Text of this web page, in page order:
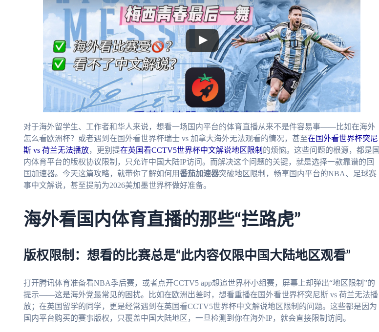
对于海外留学生、工作者和华人来说，想看一场国内平台的体育直播从来不是件容易事——比如在海外
怎么看欧洲杯？或者遇到在国外看世界杯瑞士 vs 加拿大海外无法观看的情况，甚至在国外看世界杯突尼
斯 vs 荷兰无法播放，更别提在英国看CCTV5世界杯中文解说地区限制 的烦恼。这些问题的根源，都是国
内体育平台的版权协议限制，只允许中国大陆IP访问。而解决这个问题的关键，就是选择一款靠谱的回
国加速器。今天这篇攻略，就带你了解如何用番茄加速器突破地区限制，畅享国内平台的NBA、足球赛
事中文解说，甚至提前为2026美加墨世界杯做好准备。
海外看国内体育直播的那些“拦路虎”
版权限制：想看的比赛总是“此内容仅限中国大陆地区观看”
打开腾讯体育准备看NBA季后赛，或者点开CCTV5 app想追世界杯小组赛，屏幕上却弹出“地区限制”的
提示——这是海外党最常见的困扰。比如在欧洲出差时，想看重播在国外看世界杯突尼斯 vs 荷兰无法播
放；在英国留学的同学，更是经常遇到在英国看CCTV5世界杯中文解说地区限制的问题。这些都是因为
国内平台购买的赛事版权，只覆盖中国大陆地区，一旦检测到你在海外IP，就会直接限制访问。